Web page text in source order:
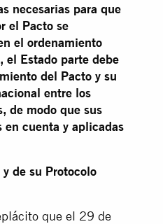
necesarias para que
el Pacto se
el ordenamiento
Estado parte debe
del Pacto y su
entre los
de modo que sus
en cuenta y aplicadas
de su Protocolo
que el 29 de